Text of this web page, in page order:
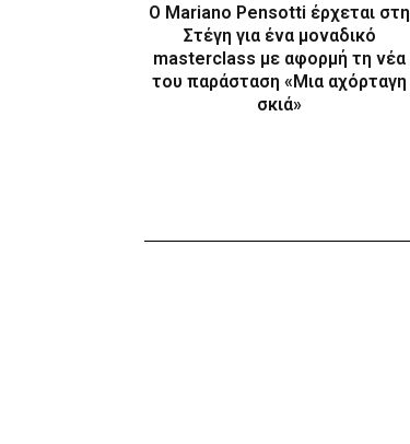
Ο Mariano Pensotti έρχεται στη
Στέγη για ένα μοναδικό
masterclass με αφορμή τη νέα
του παράσταση «Μια αχόρταγη
σκιά»